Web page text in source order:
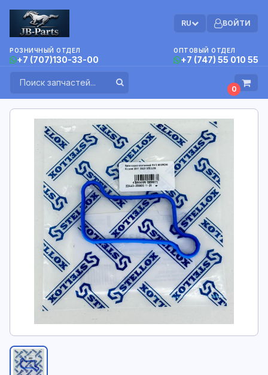
RU ВОЙТИ
РОЗНИЧНЫЙ ОТДЕЛ
+7 (707)130-33-00
ОПТОВЫЙ ОТДЕЛ
+7 (747) 55 010 55
0